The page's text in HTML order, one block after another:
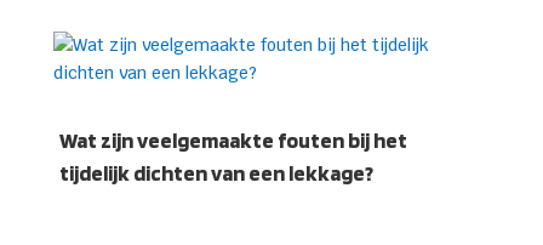
Wat zijn veelgemaakte fouten bij het
tijdelijk dichten van een lekkage?